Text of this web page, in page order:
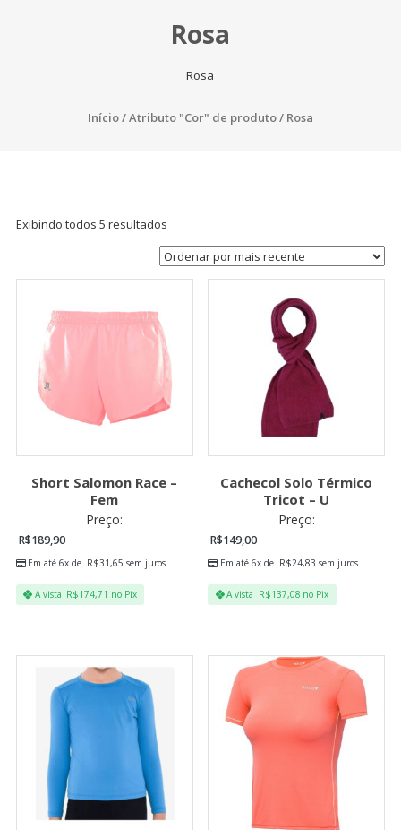
Rosa
Rosa
Início/ Atributo "Cor" de produto / Rosa
Exibindo todos 5 resultados
Short Salomon Race –
Fem
Preço:
R$189,90
Em até 6x de R$31,65 sem juros
A vista R$174,71 no Pix
Cachecol Solo Térmico
Tricot – U
Preço:
R$149,00
Em até 6x de R$24,83 sem juros
A vista R$137,08 no Pix